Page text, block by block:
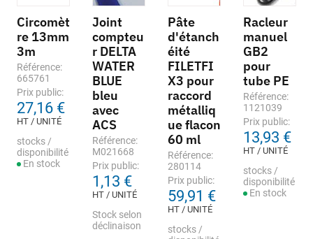
Circomèt
re 13mm
3m
Référence:
665761
Prix public:
27,16 €
HT / UNITÉ
stocks /
disponibilité
En stock
Joint
compteu
r DELTA
WATER
BLUE
bleu
avec
ACS
Référence:
M021668
Prix public:
1,13 €
HT / UNITÉ
Stock selon
déclinaison
Pâte
d'étanch
éité
FILETFI
X3 pour
raccord
métalliq
ue flacon
60 ml
Référence:
280114
Prix public:
59,91 €
HT / UNITÉ
stocks /
Racleur
manuel
GB2
pour
tube PE
Référence:
1121039
Prix public:
13,93 €
HT / UNITÉ
stocks /
disponibilité
En stock